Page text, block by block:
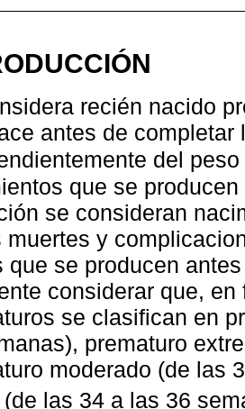
recién nacido
antes de
del
que se
se consideran
muertes y
que se producen
considerar que,
se clasifican en
prematuro
moderado (de las
las 34 a las 36